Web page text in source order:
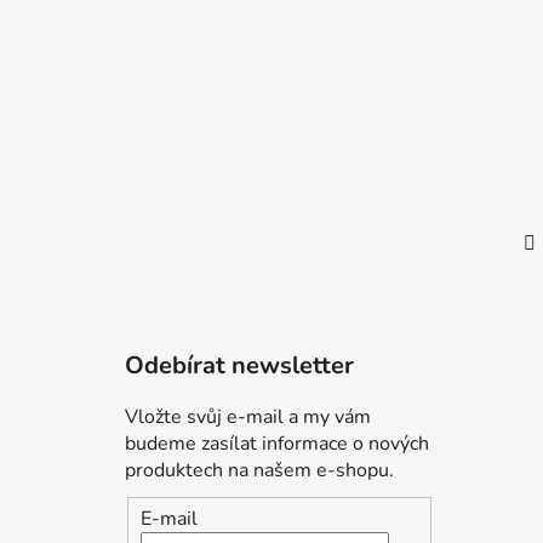
Odebírat newsletter
Vložte svůj e-mail a my vám
budeme zasílat informace o nových
produktech na našem e-shopu.
E-mail